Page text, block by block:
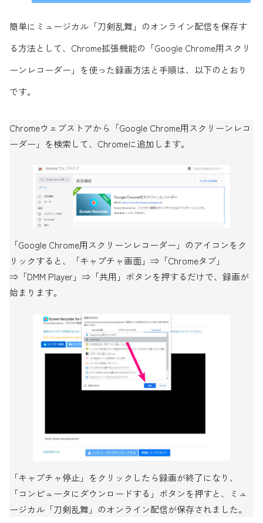
簡単にミュージカル「刀剣乱舞」のオンライン配信を保存す
る方法として、Chrome拡張機能の「Google Chrome用スクリ
ーンレコーダー」を使った録画方法と手順は、以下のとおり
です。
Chromeウェブストアから「Google Chrome用スクリーンレコ
ーダー」を検索して、Chromeに追加します。
「Google Chrome用スクリーンレコーダー」のアイコンをク
リックすると、「キャプチャ画面」⇒「Chromeタブ」
⇒「DMM Player」⇒「共用」ボタンを押するだけで、録画が
始まります。
「キャプチャ停止」をクリックしたら録画が終了になり、
「コンピュータにダウンロードする」ボタンを押すと、ミュ
ージカル「刀剣乱舞」のオンライン配信が保存されました。